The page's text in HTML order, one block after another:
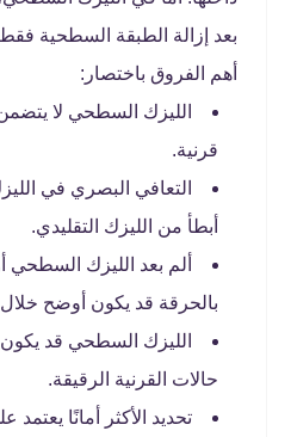
بعد إزالة الطبقة السطحية
أهم الفروق باختصار:
الليزك السطحي لا
قرنية.
التعافي البصري في
أبطأ من الليزك التقليدي.
ألم بعد الليزك السطحي
بالحرقة قد يكون أوضح خلال
الليزك السطحي قد
حالات القرنية الرقيقة.
تحديد الأكثر أمانًا